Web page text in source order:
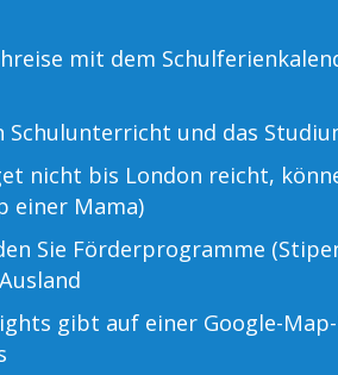
mit dem
Schulunterricht und das
nicht bis London reicht,
einer Mama)
Sie Förderprogramme
gibt auf einer Google-